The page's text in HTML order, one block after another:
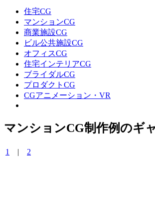
住宅CG
マンションCG
商業施設CG
ビル公共施設CG
オフィスCG
住宅インテリアCG
ブライダルCG
プロダクトCG
CGアニメーション・VR
マンションCG制作例のギ
1 | 2